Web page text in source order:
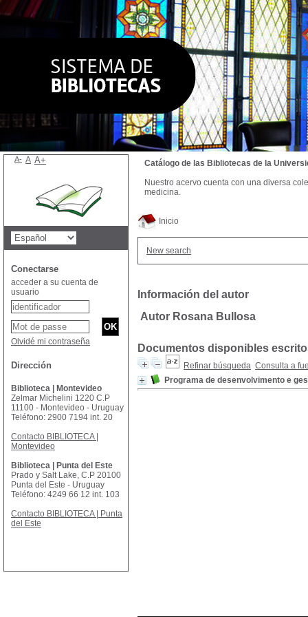
Inicio
New search
Información del autor
Autor Rosana Bullosa
Documentos disponibles
Refinar búsqueda Consulta a
Programa de desenvolvimento e
Catálogo de las Bibliotecas de la
Nuestro acervo cuenta con una diversa
medicina.
A- A A+
Conectarse
acceder a su cuenta de
usuario
Olvidé mi contraseña
Dirección
Biblioteca | Montevideo
Zelmar Michelini 1220 C.P
11100 - Montevideo - Uruguay
Teléfono: 2900 7194 int. 20
Contacto BIBLIOTECA |
Montevideo
Biblioteca | Punta del Este
Prado y Salt Lake, C.P 20100
Punta del Este - Uruguay
Teléfono: 4249 66 12 int. 103
Contacto BIBLIOTECA | Punta
del Este